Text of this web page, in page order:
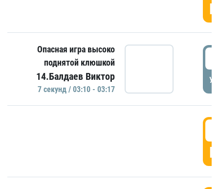
Опасная игра высоко
поднятой клюшкой
14.Балдаев Виктор
7 секунд / 03:10 - 03:17